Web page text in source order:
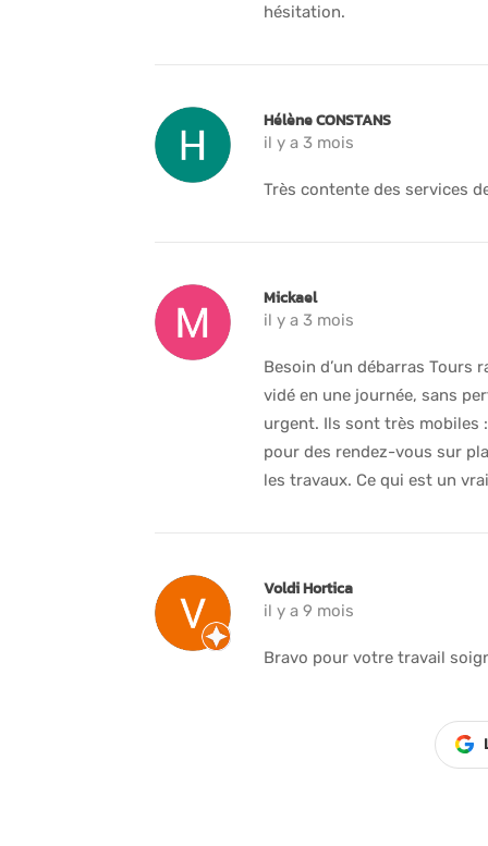
hésitation.
Hélène CONSTANS
il y a 3 mois
Très contente des services
Mickael
il y a 3 mois
Besoin d’un débarras Tours
vidé en une journée, sans
urgent. Ils sont très mobiles
pour des rendez-vous sur
les travaux. Ce qui est un
Voldi Hortica
il y a 9 mois
Bravo pour votre travail